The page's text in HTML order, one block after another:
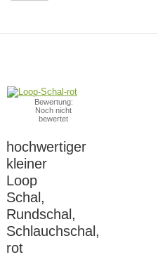
Bewertung:
Noch nicht
bewertet
hochwertiger
kleiner
Loop
Schal,
Rundschal,
Schlauchschal,
rot